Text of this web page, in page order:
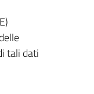
tali dati